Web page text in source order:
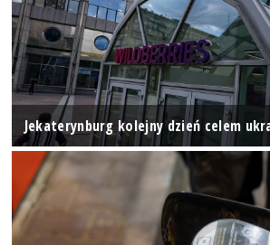
Jekaterynburg kolejny dzień celem